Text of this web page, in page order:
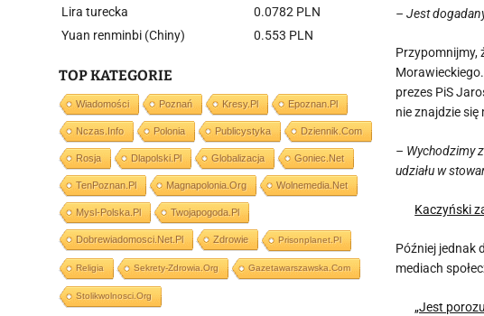
– Jest
Przypomnijmy,
prezes PiS
nie znajdzie
– Wychodzimy
udziału w
Kaczyński
Później jednak
mediach
„Jest
Lira turecka
0.0782 PLN
Yuan renminbi (Chiny)
0.553 PLN
TOP KATEGORIE
Wiadomości Poznań Kresy.pl Epoznan.pl
Nczas.info Polonia Publicystyka Dziennik.com
Rosja Dlapolski.pl Globalizacja Goniec.net
TenPoznan.pl Magnapolonia.org Wolnemedia.net
Mysl-Polska.pl Twojapogoda.pl
Dobrewiadomosci.net.pl Zdrowie Prisonplanet.pl
Religia Sekrety-Zdrowia.org Gazetawarszawska.com
Stolikwolnosci.org